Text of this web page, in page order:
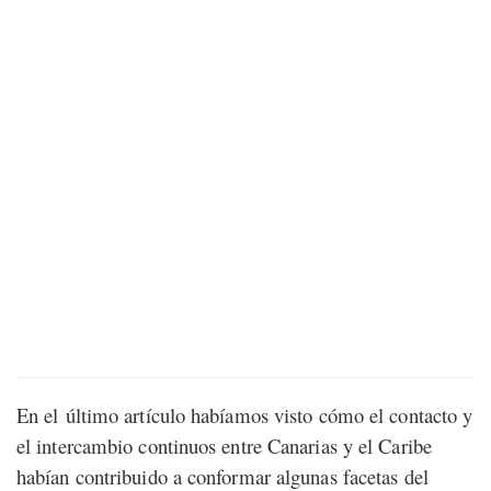
En el último artículo habíamos visto cómo el contacto y
el intercambio continuos entre Canarias y el Caribe
habían contribuido a conformar algunas facetas del